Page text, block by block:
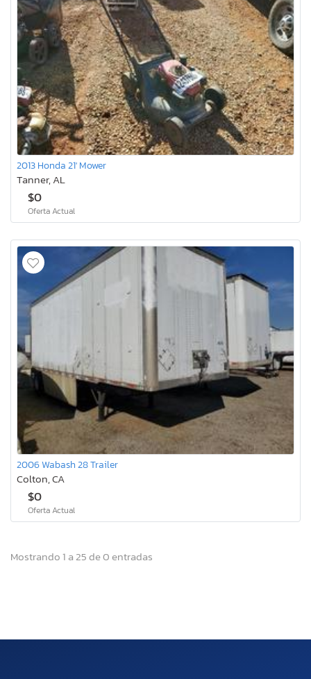
2013 Honda 21' Mower
Tanner, AL
$0
Oferta Actual
2006 Wabash 28 Trailer
Colton, CA
$0
Oferta Actual
Mostrando 1 a 25 de 0 entradas